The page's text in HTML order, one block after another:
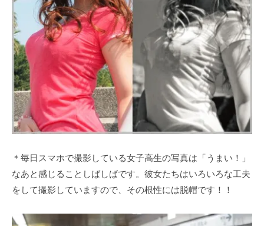
＊毎日スマホで撮影している女子高生の写真は「うまい！」
なあと感じることしばしばです。彼女たちはいろいろな工夫
をして撮影していますので、その根性には脱帽です！！